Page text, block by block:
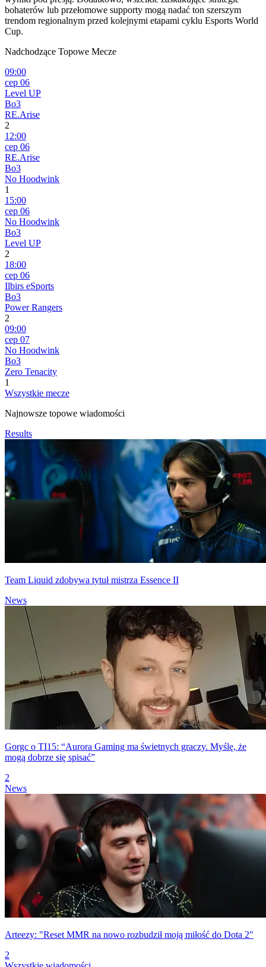
bohaterów lub przełomowe supporty mogą nadać ton szerszym
trendom regionalnym przed kolejnymi etapami cyklu Esports World
Cup.
Nadchodzące Topowe Mecze
09:00
сер 06
Level UP
Bo3
RE.Arise
2
12:00
сер 06
RE.Arise
Bo3
No Hoodwink
1
15:00
сер 06
No Hoodwink
Bo3
Level UP
2
18:00
сер 06
Ilbirs eSports
Bo3
Power Rangers
2
09:00
сер 07
No Hoodwink
Bo3
Zero Tenacity
1
Wszystkie mecze
Najnowsze topowe wiadomości
Results
Team Liquid zdobywa tytuł mistrza Essence II
News
Gorgc o TI15: “Aurora Gaming ma świetnych graczy. Myślę, że
mogą dobrze się spisać”
2
News
Arteezy: "Reset MMR na nowo rozbudził moją miłość do Dota 2"
2